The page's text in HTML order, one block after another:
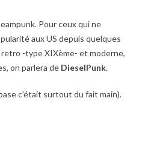
Pour ceux qui ne
aux US depuis quelques
retro -type XIXème- et moderne,
on parlera de DieselPunk.
c’était surtout du fait main).